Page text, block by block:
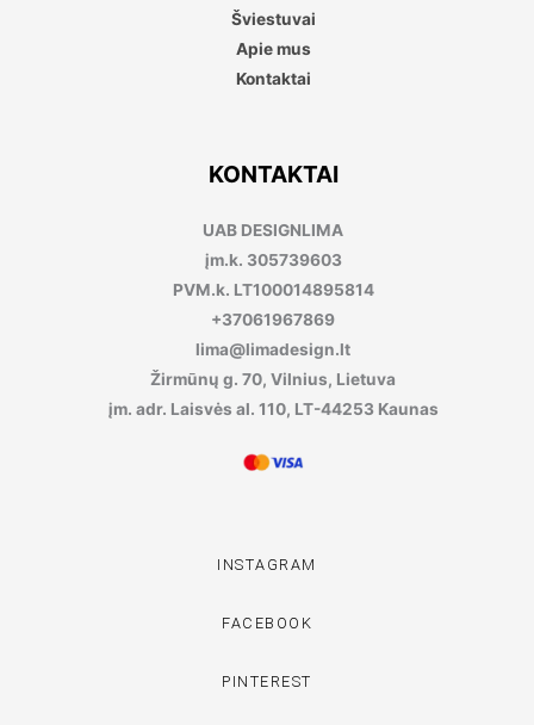
Šviestuvai
Apie mus
Kontaktai
KONTAKTAI
UAB DESIGNLIMA
įm.k. 305739603
PVM.k. LT100014895814
+37061967869
lima@limadesign.lt
Žirmūnų g. 70, Vilnius, Lietuva
įm. adr. Laisvės al. 110, LT-44253 Kaunas
INSTAGRAM
FACEBOOK
PINTEREST